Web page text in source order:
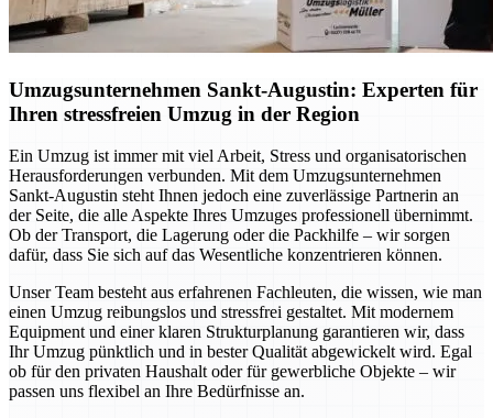
Umzugsunternehmen Sankt-Augustin: Experten für
Ihren stressfreien Umzug in der Region
Ein Umzug ist immer mit viel Arbeit, Stress und organisatorischen
Herausforderungen verbunden. Mit dem Umzugsunternehmen
Sankt-Augustin steht Ihnen jedoch eine zuverlässige Partnerin an
der Seite, die alle Aspekte Ihres Umzuges professionell übernimmt.
Ob der Transport, die Lagerung oder die Packhilfe – wir sorgen
dafür, dass Sie sich auf das Wesentliche konzentrieren können.
Unser Team besteht aus erfahrenen Fachleuten, die wissen, wie man
einen Umzug reibungslos und stressfrei gestaltet. Mit modernem
Equipment und einer klaren Strukturplanung garantieren wir, dass
Ihr Umzug pünktlich und in bester Qualität abgewickelt wird. Egal
ob für den privaten Haushalt oder für gewerbliche Objekte – wir
passen uns flexibel an Ihre Bedürfnisse an.